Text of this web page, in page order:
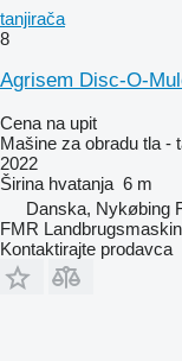
tanjirača
8
Agrisem Disc-O-
Cena na upit
Mašine za obradu tla -
2022
Širina hvatanja 6 m
Danska, Nykøbing
FMR
Kontaktirajte prodavca